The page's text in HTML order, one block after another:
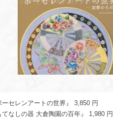
ーセレンアートの世界』 3,850 円
てなしの器 大倉陶園の百年』 1,980 円